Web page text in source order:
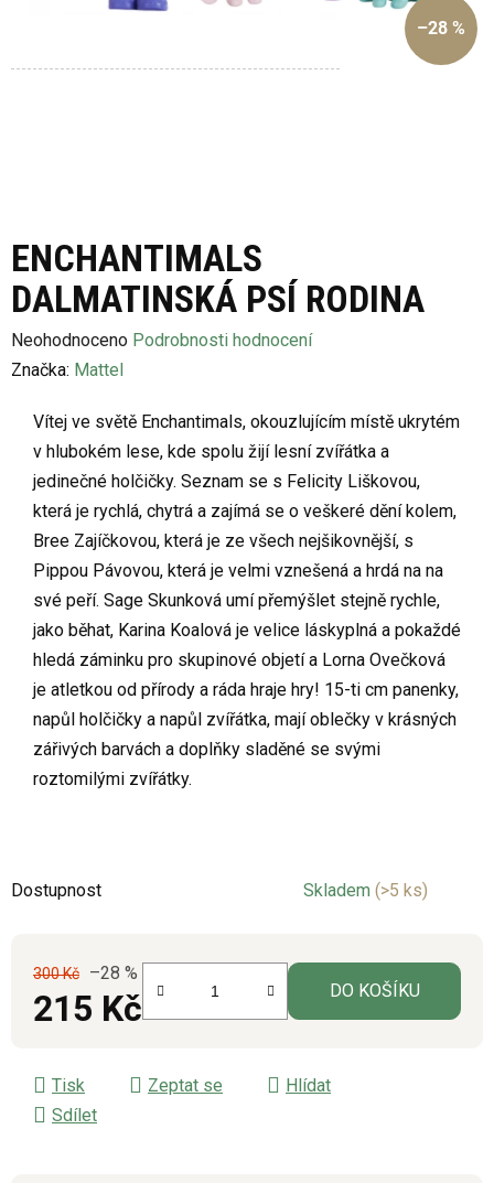
ENCHANTIMALS
DALMATINSKÁ PSÍ RODINA
Průměrné
hodnocení
hvězdiček.
Neohodnoceno Podrobnosti hodnocení
Značka: Mattel
Vítej ve světě Enchantimals, okouzlujícím místě ukrytém
v hlubokém lese, kde spolu žijí lesní zvířátka a
jedinečné holčičky. Seznam se s Felicity Liškovou,
která je rychlá, chytrá a zajímá se o veškeré dění kolem,
Bree Zajíčkovou, která je ze všech nejšikovnější, s
Pippou Pávovou, která je velmi vznešená a hrdá na na
své peří. Sage Skunková umí přemýšlet stejně rychle,
jako běhat, Karina Koalová je velice láskyplná a pokaždé
hledá záminku pro skupinové objetí a Lorna Ovečková
je atletkou od přírody a ráda hraje hry! 15-ti cm panenky,
napůl holčičky a napůl zvířátka, mají oblečky v krásných
zářivých barvách a doplňky sladěné se svými
roztomilými zvířátky.
Dostupnost Skladem (>5 ks)
300 Kč –28 %
215 Kč DO KOŠÍKU
Tisk Zeptat se
Hlídat
Sdílet
–28 %